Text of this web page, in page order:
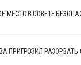
МЕСТО В СОВЕТЕ
ПРИГРОЗИЛ РАЗОРВАТЬ